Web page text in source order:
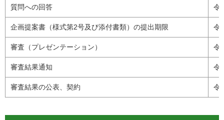
質問への回答 令
企画提案書（様式第2号及び添付書類）の提出期限 令
審査（プレゼンテーション） 令
審査結果通知 令
審査結果の公表、契約 令